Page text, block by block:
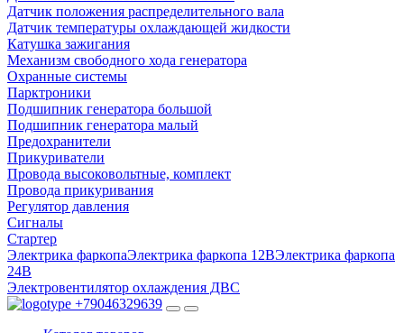
Датчик положения распределительного вала
Датчик температуры охлаждающей жидкости
Катушка зажигания
Механизм свободного хода генератора
Охранные системы
Парктроники
Подшипник генератора большой
Подшипник генератора малый
Предохранители
Прикуриватели
Провода высоковольтные, комплект
Провода прикуривания
Регулятор давления
Сигналы
Стартер
Электрика фаркопаЭлектрика фаркопа 12ВЭлектрика фаркопа
24В
Электровентилятор охлаждения ДВС
+79046329639